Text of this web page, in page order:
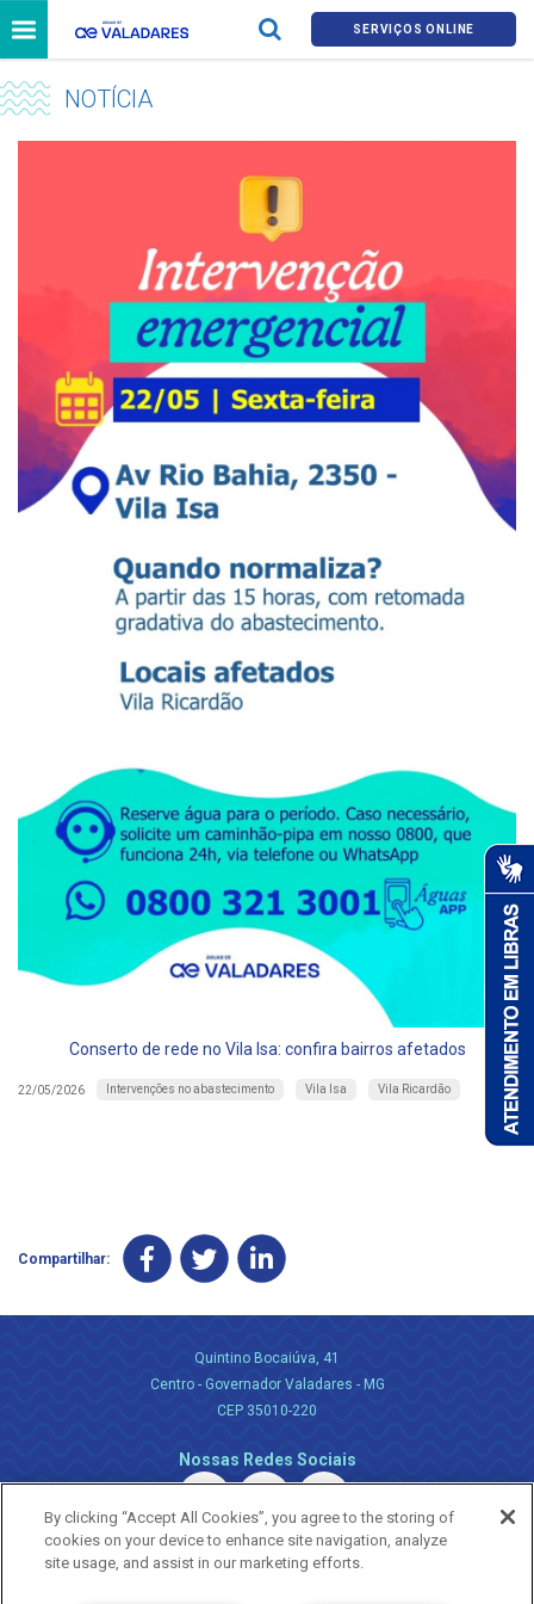
SERVIÇOS ONLINE
NOTÍCIA
Conserto de rede no Vila Isa: confira bairros afetados
22/05/2026 Intervenções no abastecimento Vila Isa Vila Ricardão
Compartilhar:
Quintino Bocaiúva, 41
Centro - Governador Valadares - MG
CEP 35010-220
Nossas Redes Sociais
By clicking “Accept All Cookies”, you agree to the storing of
cookies on your device to enhance site navigation, analyze
site usage, and assist in our marketing efforts.